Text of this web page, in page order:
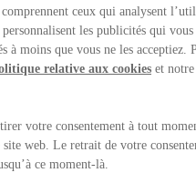
ceux qui analysent
les publicités qui vous
à moins que vous ne les acceptiez.
relative aux cookies et notre
votre consentement à tout
web. Le retrait de votre
ce moment-là.